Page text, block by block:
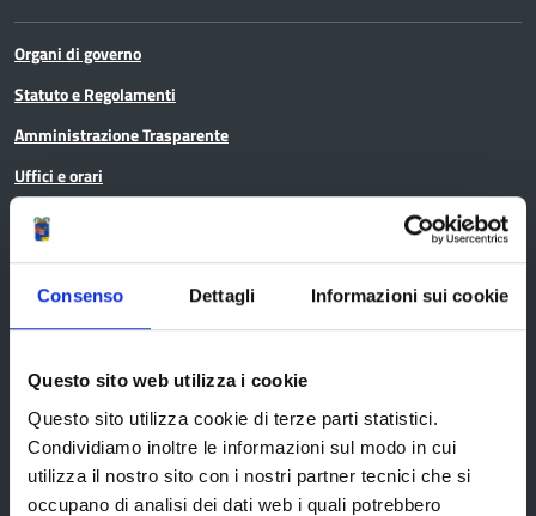
Consenso Dettagli Informazioni sui cookie
Questo sito web utilizza i cookie
Questo sito utilizza cookie di terze parti statistici.
Condividiamo inoltre le informazioni sul modo in cui
utilizza il nostro sito con i nostri partner tecnici che si
occupano di analisi dei dati web i quali potrebbero
Organi di governo
Statuto e Regolamenti
Amministrazione Trasparente
Uffici e orari
Storia della Provincia
Edifici e Parchi
Elezioni
Bandi e avvisi
Bandi di gara